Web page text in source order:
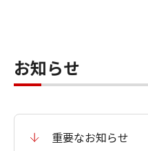
お知らせ
重要なお知らせ